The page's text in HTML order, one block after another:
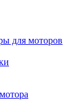
для моторов